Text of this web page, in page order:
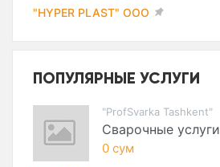
"HYPER PLAST" ООО
ПОПУЛЯРНЫЕ УСЛУГИ
"ProfSvarka Tashkent"
Сварочные услуги
0 сум